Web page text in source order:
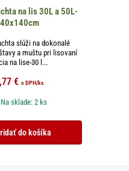
na lis 30L a 50L-
slúži na dokonalé
a muštu pri lisovaní
na lise-30 l...
€ s DPH/ks
do košíka
Na sklade: 2 ks